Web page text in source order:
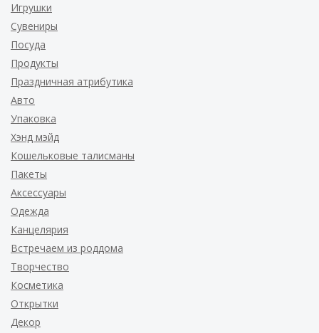
Игрушки
Сувениры
Посуда
Продукты
Праздничная атрибутика
Авто
Упаковка
Хэнд мэйд
Кошельковые талисманы
Пакеты
Аксессуары
Одежда
Канцелярия
Встречаем из роддома
Творчество
Косметика
Открытки
Декор